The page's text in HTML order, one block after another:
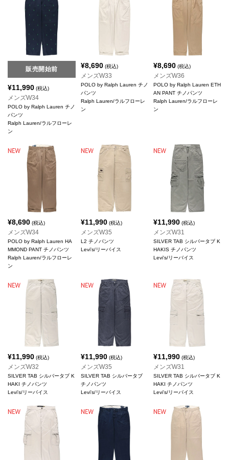
販売開始前
¥11,990 (税込)
メンズW34
POLO by Ralph Lauren チノ
パンツ
Ralph Lauren/ラルフローレ
ン
¥8,690(税込)
メンズW33
POLO by Ralph Lauren チノ
パンツ
Ralph Lauren/ラルフローレ
ン
¥8,690 (税込)
メンズW36
POLO by Ralph Lauren ETH
AN PANT チノパンツ
Ralph Lauren/ラルフローレ
ン
¥8,690 (税込)
メンズW34
POLO by Ralph Lauren HA
MMOND PANT チノパンツ
Ralph Lauren/ラルフローレ
ン
¥11,990(税込)
メンズW35
L2 チノパンツ
Levi's/リーバイス
¥11,990 (税込)
メンズW31
SILVER TAB シルバータブ K
HAKIS チノパンツ
Levi's/リーバイス
¥11,990 (税込)
メンズW32
SILVER TAB シルバータブ K
HAKI チノパンツ
Levi's/リーバイス
¥11,990(税込)
メンズW35
SILVER TAB シルバータブ
チノパンツ
Levi's/リーバイス
¥11,990 (税込)
メンズW31
SILVER TAB シルバータブ K
HAKI チノパンツ
Levi's/リーバイス